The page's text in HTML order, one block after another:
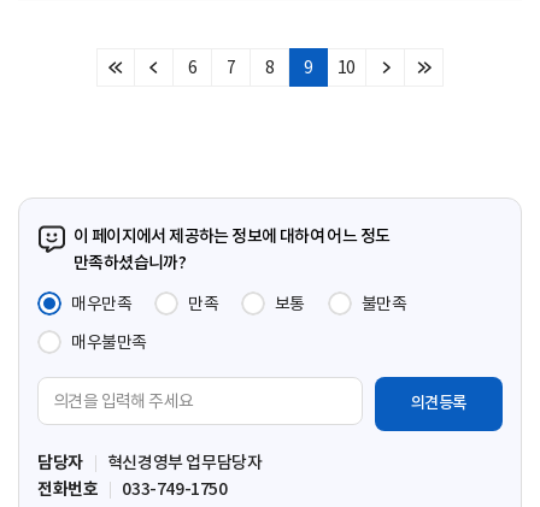
처
이
6 7 8 9 10
다
마
이 페이지에서 제공하는 정보에 대하여 어느 정도
만족하셨습니까?
매우만족
만족 보통
불만족
매우불만족
견
입
력
담당자
혁신경영부 업무담당자
전화번호
033-749-1750